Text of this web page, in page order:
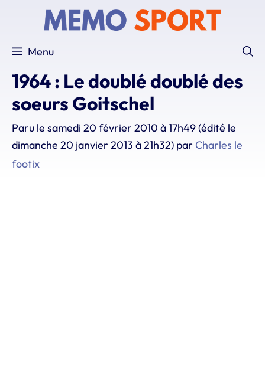
Menu
1964 : Le doublé doublé des
soeurs Goitschel
Paru le samedi 20 février 2010 à 17h49(édité le
dimanche 20 janvier 2013 à 21h32) par Charles le
footix